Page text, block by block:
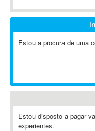
ABAP
Abaqus
ABBYY FineReader
Ableton
Ableton Push
Abstract
Estou a procura de uma
Estou disposto a pagar
experientes.